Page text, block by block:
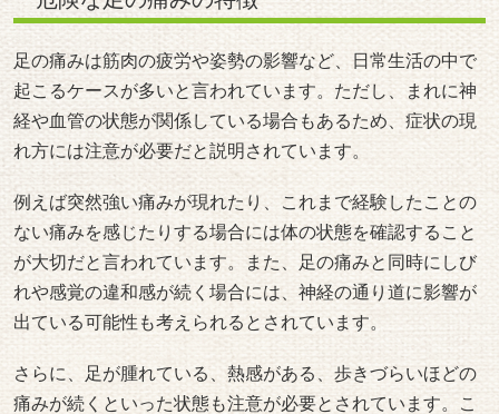
すぐ医療機関に相談すべき症状
足の違和感が続くときには、症状の強さや変化にも目を向
けることが大切だと言われています。特に安静にしていて
も痛みが続く場合や、夜間に強い痛みで眠れない状態が続
く場合には体の状態を確認することが参考になるとされて
います。
また、足の痛みに加えて歩くときに力が入りづらい、感覚
が鈍くなるといった症状がある場合にも注意が必要だと説
明されています。こうした症状は神経の働きに影響が出て